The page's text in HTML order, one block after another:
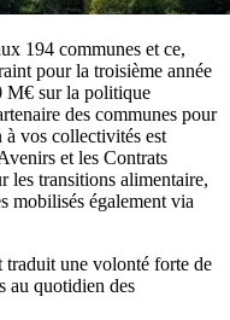
194 communes et ce,
pour la troisième année
M€ sur la politique
des communes pour
à vos collectivités est
et les Contrats
les transitions alimentaire,
mobilisés également via
traduit une volonté forte de
au quotidien des